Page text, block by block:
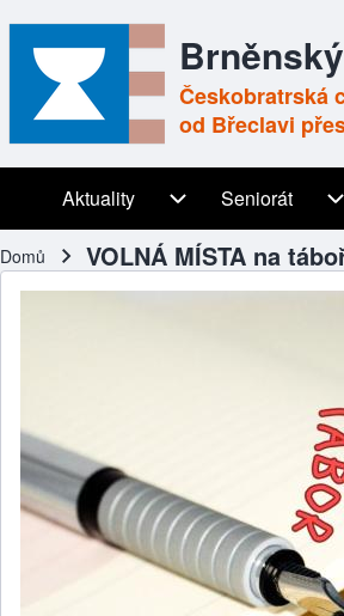
Českobratrská
od Břeclavi
Main navigation
Aktuality
Aktuality sub-navigation
Seniorát
Seniorát sub-
Drobečková
Domů VOLNÁ MÍSTA na